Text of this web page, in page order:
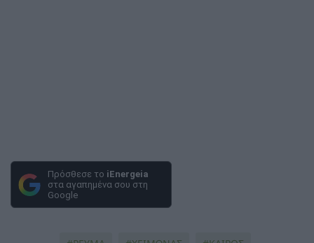
Πρόσθεσε το iEnergeia
στα αγαπημένα σου στη
Google